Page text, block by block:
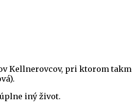
Kellnerovcov, pri ktorom
iný život.